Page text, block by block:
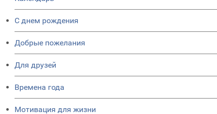
C днем рождения
Добрые пожелания
Для друзей
Времена года
Мотивация для жизни